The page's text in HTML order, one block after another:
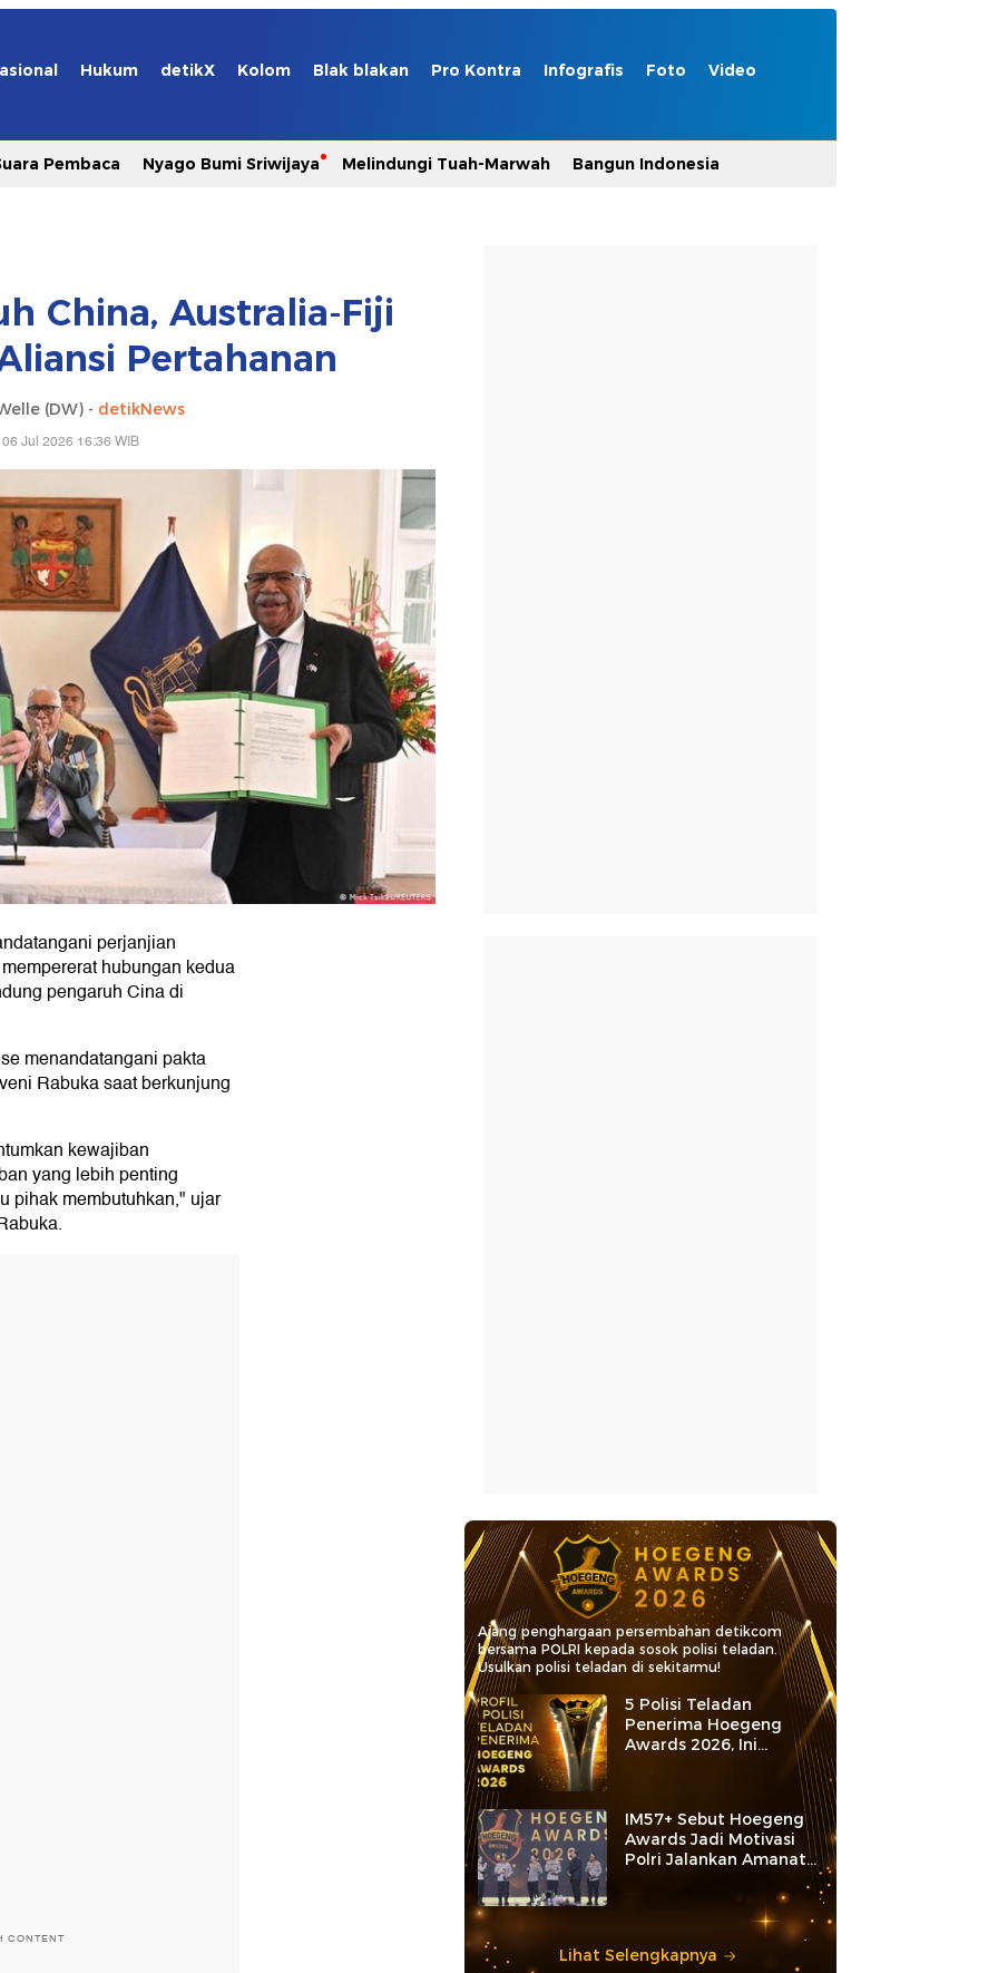
Hukum detikX Kolom Blak blakan Pro Kontra Infografis Foto Video
Pembaca Nyago Bumi Sriwijaya Melindungi Tuah-Marwah Bangun Indonesia
China, Australia-Fiji
Pertahanan
(DW) - detikNews
Jul 2026 16:36 WIB
perjanjian
hubungan kedua
pengaruh Cina di
menandatangani pakta
Rabuka saat berkunjung
kewajiban
yang lebih penting
pihak membutuhkan," ujar
CONTENT
Ajang penghargaan persembahan detikcom
bersama POLRI kepada sosok polisi teladan.
Usulkan polisi teladan di sekitarmu!
5 Polisi Teladan
Penerima Hoegeng
Awards 2026, Ini
Kategori dan Kiprahnya
IM57+ Sebut Hoegeng
Awards Jadi Motivasi
Polri Jalankan Amanat
Lihat Selengkapnya